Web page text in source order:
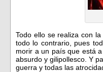
Todo ello se realiza con
todo lo contrario, pues
morir a un país que está
absurdo y gilipollesco. Y
guerra y todas las